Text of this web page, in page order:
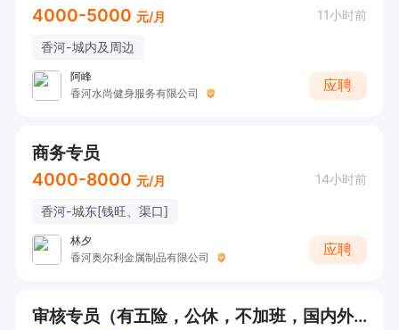
4000-5000 元/月 11小时前
香河-城内及周边
阿峰
香河水尚健身服务有限公司
应聘
商务专员
4000-8000 元/月 14小时前
香河-城东[钱旺、渠口]
林夕
香河奥尔利金属制品有限公司
应聘
审核专员（有五险，公休，不加班，国内外旅游！过节礼品、节日物质、各种节日）